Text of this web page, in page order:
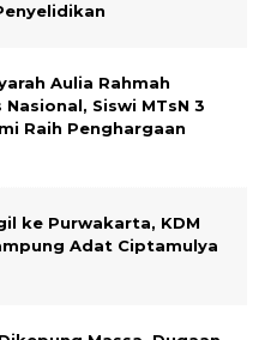
Aulia Rahmah
Nasional, Siswi MTsN 3
Raih Penghargaan
ke Purwakarta, KDM
Adat Ciptamulya